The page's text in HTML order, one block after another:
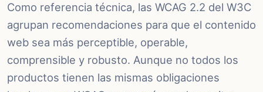
Como referencia técnica, las WCAG 2.2 del W3C
agrupan recomendaciones para que el contenido
web sea más perceptible, operable,
comprensible y robusto. Aunque no todos los
productos tienen las mismas obligaciones